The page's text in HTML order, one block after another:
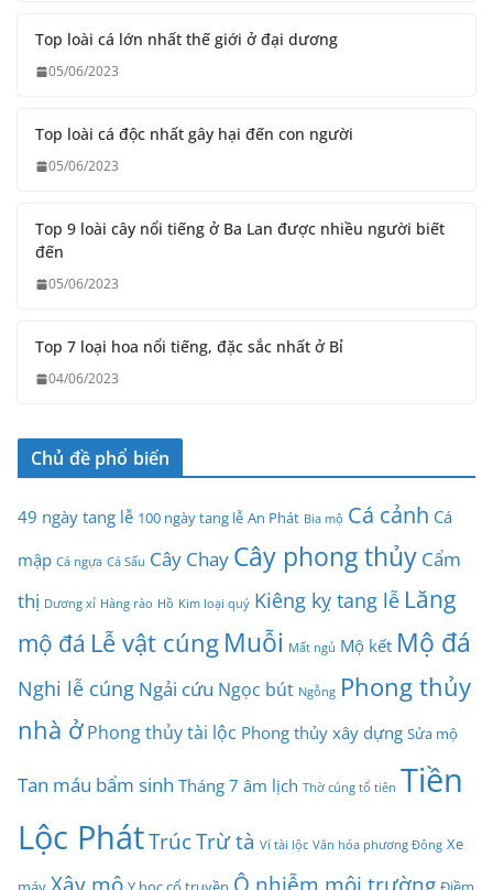
Top loài cá lớn nhất thế giới ở đại dương
05/06/2023
Top loài cá độc nhất gây hại đến con người
05/06/2023
Top 9 loài cây nổi tiếng ở Ba Lan được nhiều người biết
đến
05/06/2023
Top 7 loại hoa nổi tiếng, đặc sắc nhất ở Bỉ
04/06/2023
Chủ đề phổ biến
49 ngày tang lễ 100 ngày tang lễ An Phát Bia mộ Cá cảnh Cá
mập Cá ngựa Cá Sấu Cây Chay Cây phong thủy Cẩm
thị Dương xỉ Hàng rào Hồ Kim loại quý Kiêng kỵ tang lễ Lăng
mộ đá Lễ vật cúng Muỗi Mất ngủ Mộ kết Mộ đá
Nghi lễ cúng Ngải cứu Ngọc bút Ngỗng Phong thủy
nhà ở Phong thủy tài lộc Phong thủy xây dựng Sửa mộ
Tan máu bẩm sinh Tháng 7 âm lịch Thờ cúng tổ tiên Tiền
Lộc PhátTrúcTrừ tà Ví tài lộc Văn hóa phương Đông Xe